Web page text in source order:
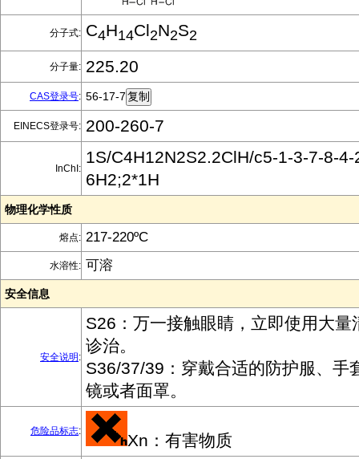
分子式: C4H14Cl2N2S2
分子量: 225.20
CAS登录号: 56-17-7
EINECS登录号: 200-260-7
InChI:
1S/C4H12N2S2.2ClH/c5-1-3-7-8-
6H2;2*1H
物理化学性质
熔点: 217-220ºC
水溶性: 可溶
安全信息
安全说明 :
S26：万一接触眼睛，立即使用大量
诊治。
S36/37/39：穿戴合适的防护服、手
镜或者面罩。
危险品标志: Xn：有害物质